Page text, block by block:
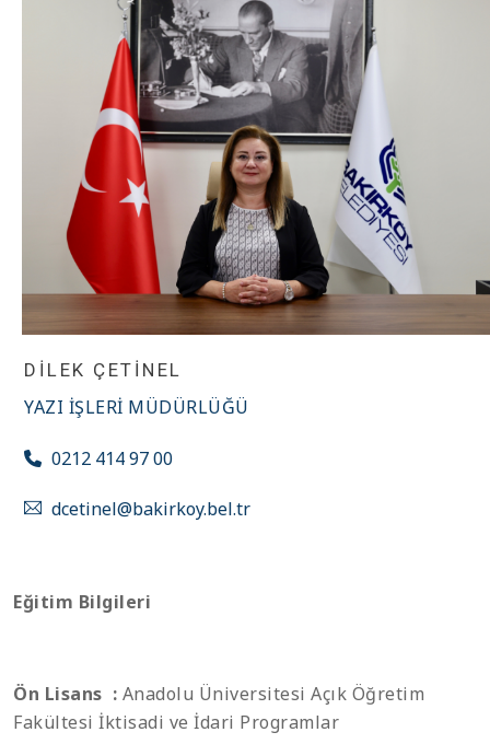
DILEK ÇETİNEL
YAZI İŞLERI MÜDÜRLÜĞÜ
0212 414 97 00
dcetinel@bakirkoy.bel.tr
Eğitim Bilgileri
Ön Lisans : Anadolu Üniversitesi Açık Öğretim
Fakültesi İktisadi ve İdari Programlar